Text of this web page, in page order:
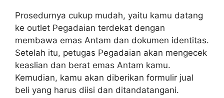
Prosedurnya cukup mudah, yaitu kamu datang
ke outlet Pegadaian terdekat dengan
membawa emas Antam dan dokumen identitas.
Setelah itu, petugas Pegadaian akan mengecek
keaslian dan berat emas Antam kamu.
Kemudian, kamu akan diberikan formulir jual
beli yang harus diisi dan ditandatangani.